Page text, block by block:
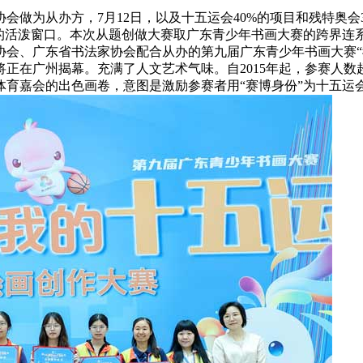
为从办方，7月12日，以及十五运会40%的项目和残特奥会
泼窗口。本次从题创做大赛取广东青少年书画大赛的跨界
、广东省书法家协会配合从办的第九届广东青少年书画大
在广州揭幕。充满了人文艺术气味。自2015年起，参赛人
嘉会的出色画卷，意图是激励参赛者用“赛博身份”为十五